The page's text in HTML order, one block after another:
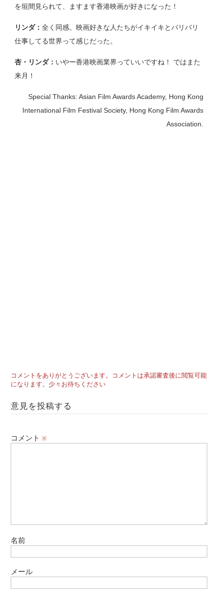
を垣間見られて、ますます香港映画が好きになった！
リンダ：全く同感。映画好きな人たちがイキイキとバリバリ
仕事してる世界って感じだった。
杏・リンダ： いやー香港映画業界っていいですね！ ではまた
来月！
Special Thanks: Asian Film Awards Academy, Hong Kong
International Film Festival Society, Hong Kong Film Awards
Association.
コメントをありがとうございます。コメントは承認審査後に閲覧可能
になります。少々お待ちください
意見を投稿する
コメント※
名前
メール